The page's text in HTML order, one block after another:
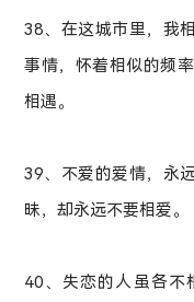
38、在这城市里，我
事情，怀着相似的频
相遇。
39、不爱的爱情，永
昧，却永远不要相爱。
40、失恋的人虽各不